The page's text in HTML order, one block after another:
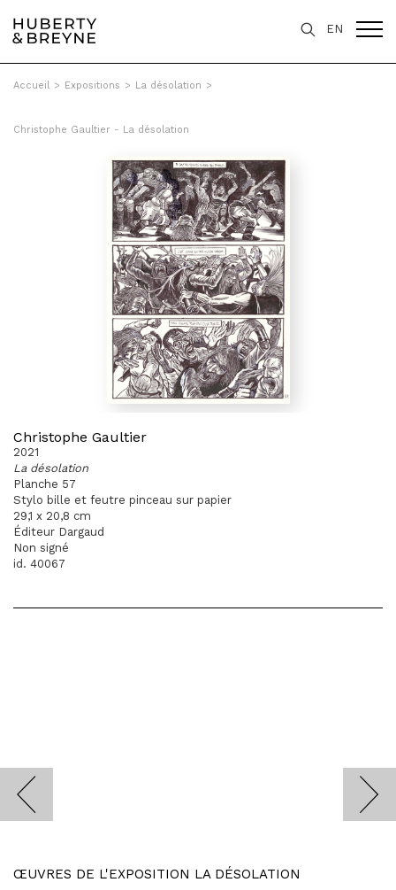
EN
Accueil > Expositions > La désolation >
Christophe Gaultier - La désolation
Christophe Gaultier
2021
La désolation
Planche 57
Stylo bille et feutre pinceau sur papier
29,1 x 20,8 cm
Éditeur Dargaud
Non signé
id. 40067
ŒUVRES DE L'EXPOSITION LA DÉSOLATION